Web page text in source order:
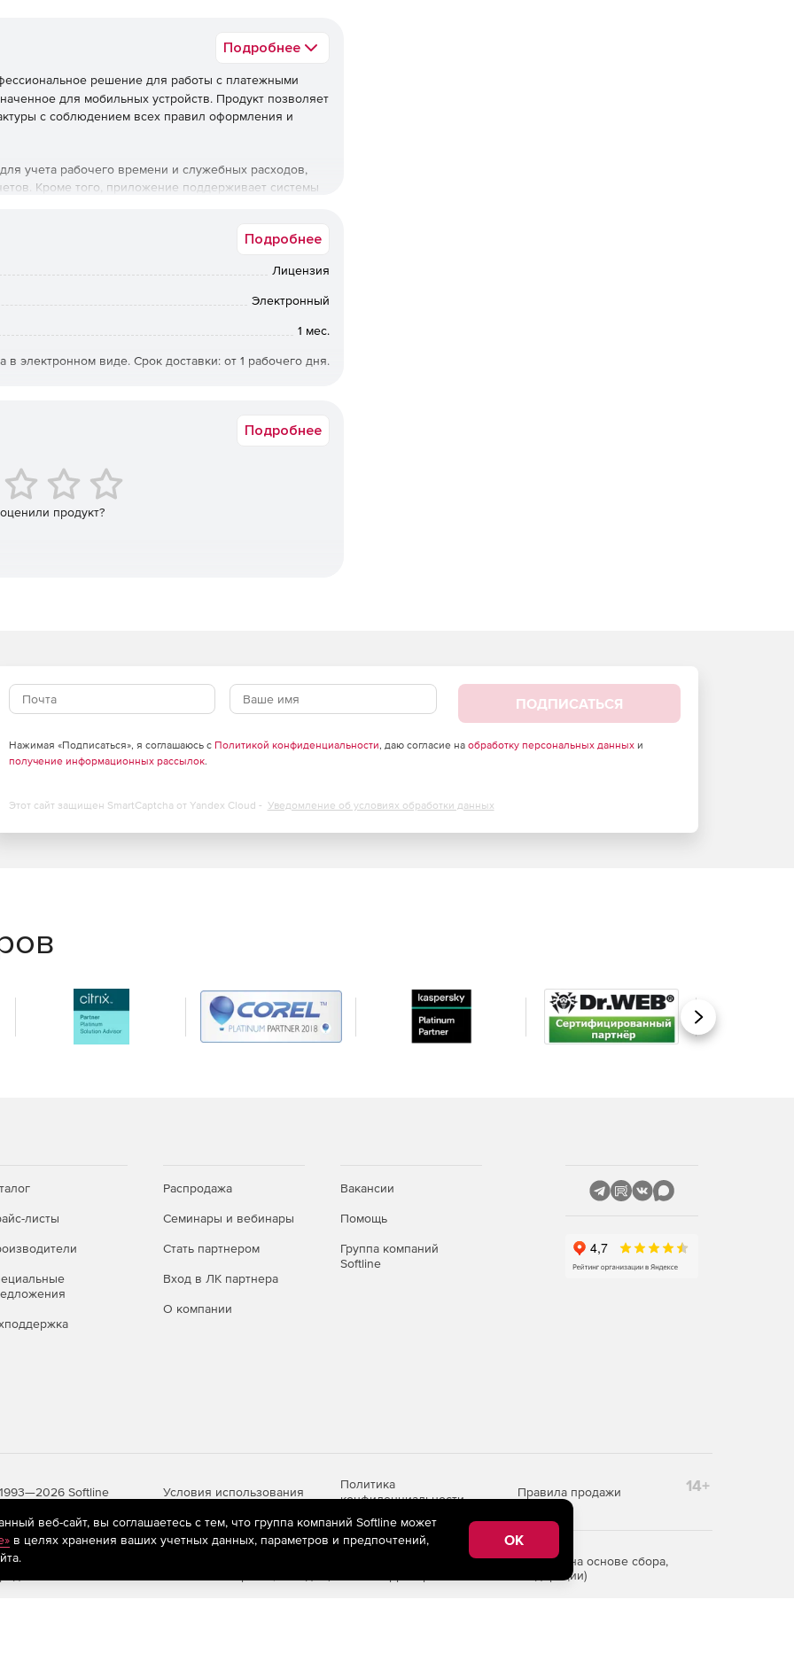
Подробнее
решение для работы с платежными
для мобильных устройств. Продукт позволяет
с соблюдением всех правил оформления и
учета рабочего времени и служебных расходов,
Кроме того, приложение поддерживает системы
потоварной, попроектной и фиксированной
и расходов.
устройствах.
Подробнее
Лицензия
Электронный
1 мес.
в электронном виде. Срок доставки: от 1 рабочего дня.
Подробнее
продукт?
ПОДПИСАТЬСЯ
Нажимая «Подписаться», я соглашаюсь с Политикой конфиденциальности, даю согласие на обработку персональных данныхи
получение информационных рассылок.
Этот сайт защищен SmartCaptcha от Yandex Cloud - Уведомление об условиях обработки данных
Вперед
листы
Распродажа
Семинары и вебинары
Стать партнером
Вход в ЛК партнера
О компании
Вакансии
Помощь
Группа компаний
Softline
Softline Условия использования
Политика
конфиденциальности
Правила продажи 14+
(информационные технологии предоставления информации на основе сбора,
пользователей сети «Интернет», находящихся на территории Российской Федерации)
веб-сайт, вы соглашаетесь с тем, что группа компаний Softline может
в целях хранения ваших учетных данных, параметров и предпочтений,
OK